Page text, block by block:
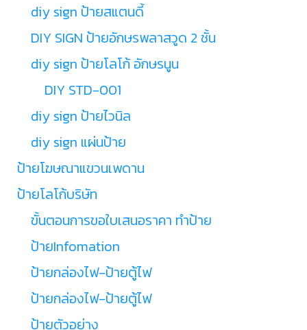
diy sign ป้ายสแตนดี้
DIY SIGN ป้ายอักษรพลาสวูด 2 ชั้น
diy sign ป้ายโลโก้ อักษรนูน
DIY STD-001
diy sign ป้ายไวนิล
diy sign แผ่นป้าย
ป้ายโฆษณาแขวนเพดาน
ป้ายโลโก้บริษัท
ขั้นตอนการขอใบเสนอราคา ทำป้าย
ป้ายInfomation
ป้ายกล่องไฟ-ป้ายตู้ไฟ
ป้ายกล่องไฟ-ป้ายตู้ไฟ
ป้ายตัวอย่าง